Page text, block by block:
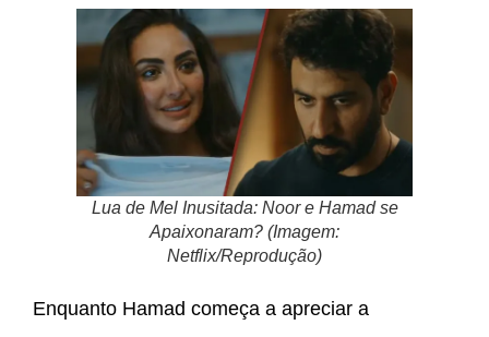
Lua de Mel Inusitada: Noor e Hamad se
Apaixonaram? (Imagem:
Netflix/Reprodução)
Enquanto Hamad começa a apreciar a